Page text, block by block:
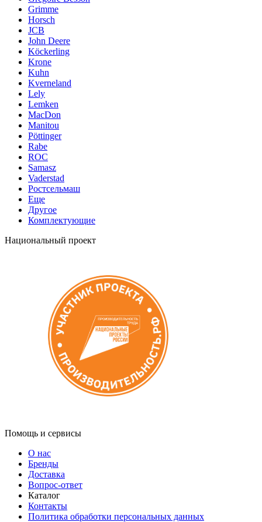
Grimme
Horsch
JCB
John Deere
Köckerling
Krone
Kuhn
Kverneland
Lely
Lemken
MacDon
Manitou
Pöttinger
Rabe
ROC
Samasz
Vaderstad
Ростсельмаш
Еще
Другое
Комплектующие
Национальный проект
Помощь и сервисы
О нас
Бренды
Доставка
Вопрос-ответ
Каталог
Контакты
Политика обработки персональных данных